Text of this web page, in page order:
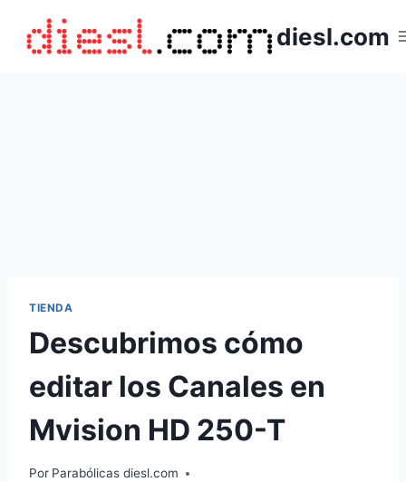
contenido
diesl.com
TIENDA
Descubrimos cómo
editar los Canales en
Mvision HD 250-T
Por Parabólicas diesl.com